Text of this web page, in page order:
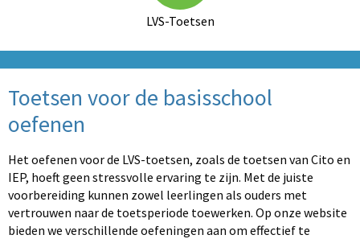
LVS-Toetsen
Toetsen voor de basisschool
oefenen
Het oefenen voor de LVS-toetsen, zoals de toetsen van Cito en
IEP, hoeft geen stressvolle ervaring te zijn. Met de juiste
voorbereiding kunnen zowel leerlingen als ouders met
vertrouwen naar de toetsperiode toewerken. Op onze website
bieden we verschillende oefeningen aan om effectief te